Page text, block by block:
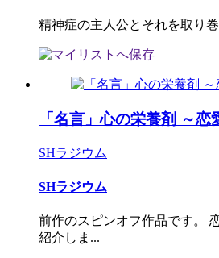
精神症の主人公とそれを取り
「名言」心の栄養剤 ～恋
SHラジウム
SHラジウム
前作のスピンオフ作品です。
紹介しま...